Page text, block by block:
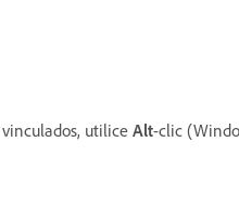
utiliceAlt-clic